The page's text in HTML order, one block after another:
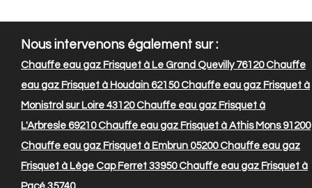
Nous intervenons également sur :
Chauffe eau gaz Frisquet à Le Grand Quevilly 76120Chauffe
eau gaz Frisquet à Houdain 62150Chauffe eau gaz Frisquet à
Monistrol sur Loire 43120Chauffe eau gaz Frisquet à
L'Arbresle 69210Chauffe eau gaz Frisquet à Athis Mons 91200
Chauffe eau gaz Frisquet à Embrun 05200Chauffe eau gaz
Frisquet à Lège Cap Ferret 33950Chauffe eau gaz Frisquet à